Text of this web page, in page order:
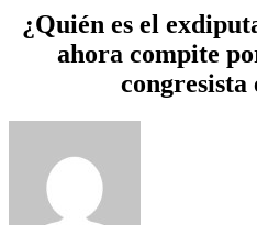
¿Quién es el
ahora compite
congresista